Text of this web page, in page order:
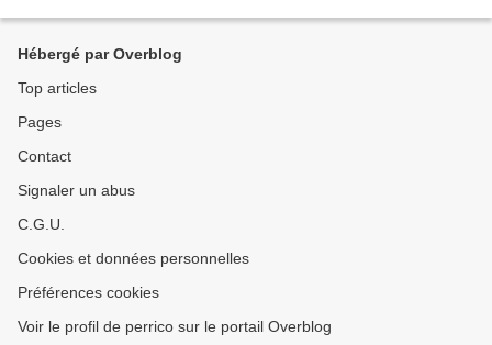
Hébergé par Overblog
Top articles
Pages
Contact
Signaler un abus
C.G.U.
Cookies et données personnelles
Préférences cookies
Voir le profil de perrico sur le portail Overblog